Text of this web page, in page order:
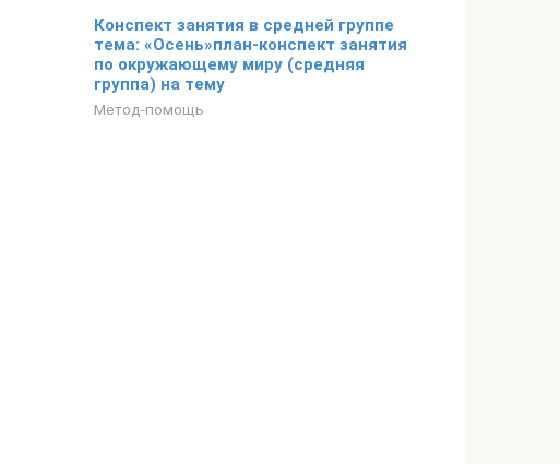
Конспект занятия в средней группе
тема: «Осень»план-конспект занятия
по окружающему миру (средняя
группа) на тему
Метод-помощь